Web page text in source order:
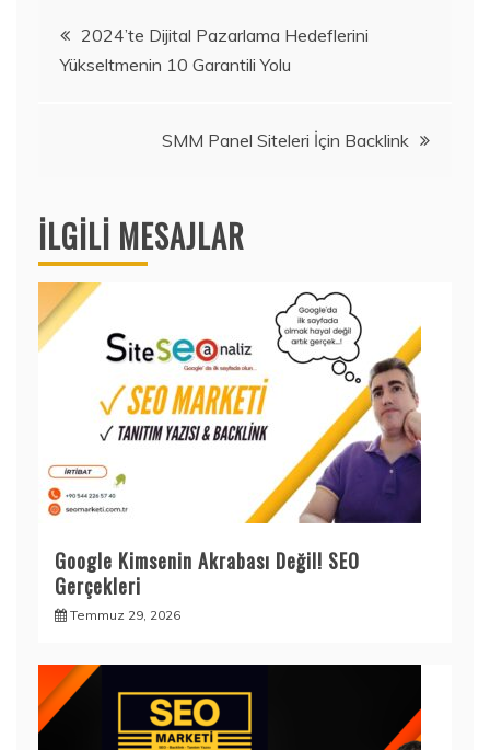
Yazı
gezinmesi
2024’te Dijital Pazarlama Hedeflerini
Yükseltmenin 10 Garantili Yolu
SMM Panel Siteleri İçin Backlink
İLGILI MESAJLAR
Google Kimsenin Akrabası Değil! SEO
Gerçekleri
Temmuz 29, 2026